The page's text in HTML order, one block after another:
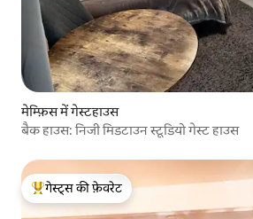
मेम्फ़िस में गेस्टहाउस
बैक हाउस: निजी मिडटाउन स्टूडियो गेस्ट हाउस
गेस्ट्स का टॉप फ़ेवरेट
गेस्ट्स की फ़ेवरेट